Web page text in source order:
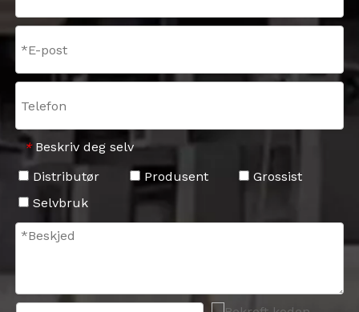
* Beskriv deg selv
Distributør
Produsent
Grossist
Selvbruk